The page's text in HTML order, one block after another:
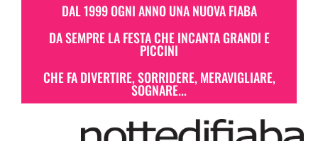
DAL 1999 OGNI ANNO UNA NUOVA FIABA
DA SEMPRE LA FESTA CHE INCANTA GRANDI E
PICCINI
CHE FA DIVERTIRE, SORRIDERE, MERAVIGLIARE,
SOGNARE...